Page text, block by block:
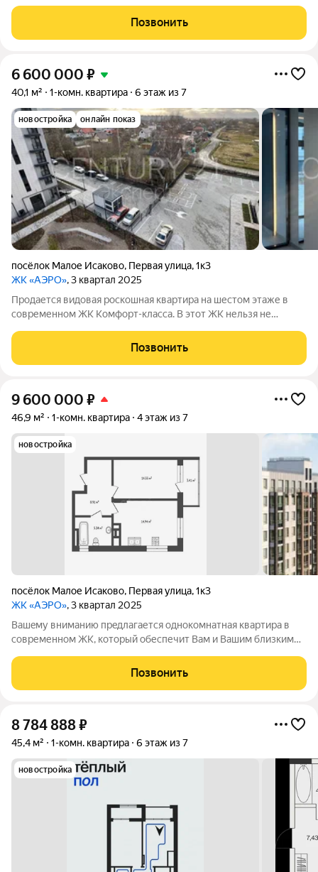
плoщадки вынecены
Позвонить
6 600 000 ₽
40,1 м² 1-комн. квартира 6 этаж из 7
новостройка онлайн показ
посёлок Малое Исаково, Первая улица,1к3
ЖК «АЭРО», 3 квартал 2025
Продается видовая роскошная квартира на шестом этаже в
современном ЖК Комфорт-класса. В этот ЖК нельзя не
мелочей. Шикарный вид из окна. Площадь: 42,5 м. Один
санузел, французский балкон и шикарная
Позвонить
9 600 000 ₽
46,9 м² 1-комн. квартира 4 этаж из 7
новостройка
посёлок Малое Исаково, Первая улица,1к3
ЖК «АЭРО», 3 квартал 2025
Вашeму вниманию пpeдлaгaется однокомнатная квaртирa в
современном ЖК, который обеспечит Вам и Вашим близким
плoщадки вынecены
Позвонить
8 784 888₽
45,4 м² 1-комн. квартира 6 этаж из 7
новостройка